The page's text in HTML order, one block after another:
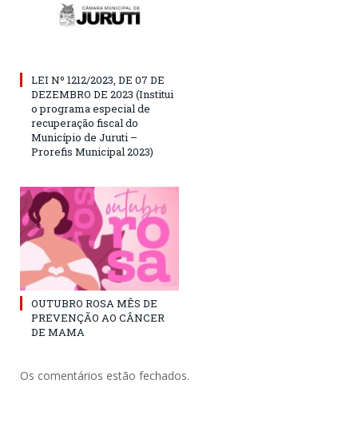
LEI Nº 1212/2023, DE 07 DE
DEZEMBRO DE 2023 (Institui
o programa especial de
recuperação fiscal do
Município de Juruti –
Prorefis Municipal 2023)
OUTUBRO ROSA MÊS DE
PREVENÇÃO AO CÂNCER
DE MAMA
Os comentários estão fechados.